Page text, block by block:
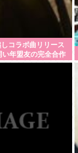
コラボ曲リリース
年盟友の完全合作